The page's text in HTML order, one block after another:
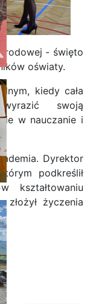
- święto
oświaty.
kiedy cała
swoją
w nauczanie i
Dyrektor
podkreślił
kształtowaniu
złożył życzenia